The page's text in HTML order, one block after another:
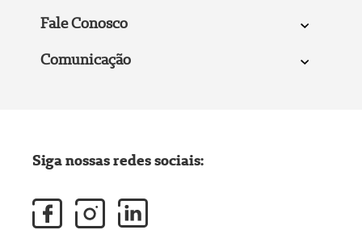
Fale Conosco
Comunicação
Siga nossas redes sociais: